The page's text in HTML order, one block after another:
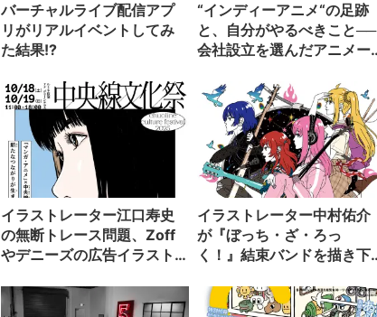
バーチャルライブ配信アプ
リがリアルイベントしてみ
た結果!?
“インディーアニメ“の足跡
と、自分がやるべきこと──
会社設立を選んだアニメー
イラストレーター江口寿史
の無断トレース問題、Zoff
やデニーズの広告イラスト
イラストレーター中村佑介
が『ぼっち・ざ・ろっ
く！』結束バンドを描き下